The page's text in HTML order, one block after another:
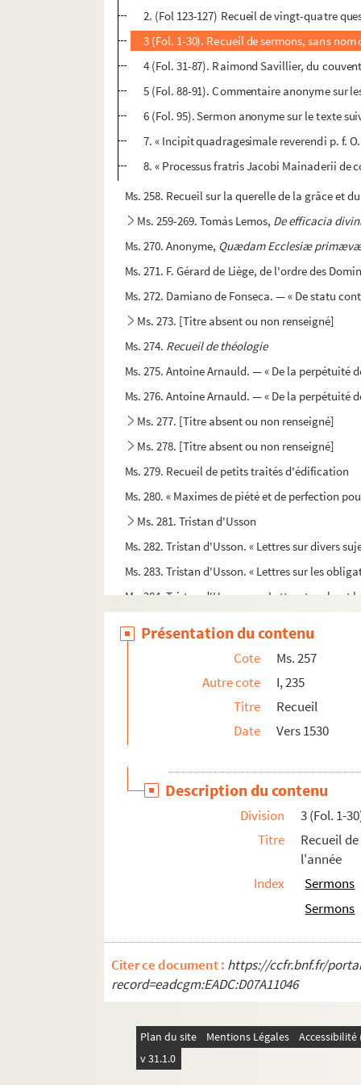
2. (Fol 123-127) Recueil de vingt-quatre
3 (Fol. 1-30). Recueil de sermons, sans
4 (Fol. 31-87). Raimond Savillier, du
5 (Fol. 88-91). Commentaire anonyme sur
6 (Fol. 95). Sermon anonyme sur le texte
7. « Incipit quadragesimale reverendi p. f.
8. « Processus fratris Jacobi Mainaderii de
Ms. 258. Recueil sur la querelle de la grâce et
Ms. 259-269. Tomás Lemos, De efficacia
Ms. 270. Anonyme, Quædam Ecclesiæ
Ms. 271. F. Gérard de Liège, de l'ordre des
Ms. 272. Damiano de Fonseca. — « De statu
Ms. 273. [Titre absent ou non renseigné]
Ms. 274. Recueil de théologie
Ms. 275. Antoine Arnauld. — « De la perpétuité
Ms. 276. Antoine Arnauld. — « De la perpétuité
Ms. 277. [Titre absent ou non renseigné]
Ms. 278. [Titre absent ou non renseigné]
Ms. 279. Recueil de petits traités d'édification
Ms. 280. « Maximes de piété et de perfection
Ms. 281. Tristan d'Usson
Ms. 282. Tristan d'Usson. « Lettres sur divers
Ms. 283. Tristan d'Usson. « Lettres sur les
Ms. 284. Tristan d'Usson. — « Lettres
Ms. 286. « Conférences sur l'amour de Dieu. M.
Ms. 290. A. Cabanel. — « Entretiens de trois
Ms. 291. Anne de Loubens de Louppes, des
Ms. 292. « De sacrosanctæ Trinitatis mysterio.
Ms. 293. Jacques Robbe, professeur en
Ms. 294-295. Danés, professeur en
Ms. 300. « Tractatus de gracia Dei. » — En
Ms. 301. Recueil de conférences
Ms. 302. « De ecclesia, de fide et de precibus
Ms. 304. Recueil anonyme de petits traités
Ms. 305. « Reflections sur les plus importantes
Présentation du contenu
Cote
Ms. 257
Autre cote
I, 235
Titre
Recueil
Date
Vers 1530
Description du contenu
Division
3 (Fol. 1-
Titre
Recueil
l'année
Index
Sermons
Sermons
Citer ce document : https://ccfr.bnf.fr/
record=eadcgm:EADC:D07A11046
Plan du site Mentions Légales
v 31.1.0